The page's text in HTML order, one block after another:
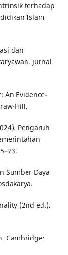
terhadap
Islam
dan
Jurnal
An Evidence-
Hill.
Pengaruh
Sumber Daya
(2nd ed.).
Cambridge: